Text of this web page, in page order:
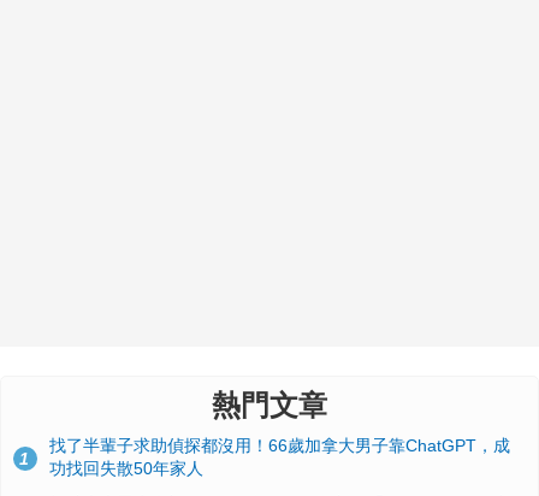
熱門文章
1
找了半輩子求助偵探都沒用！66歲加拿大男子靠ChatGPT，成
功找回失散50年家人